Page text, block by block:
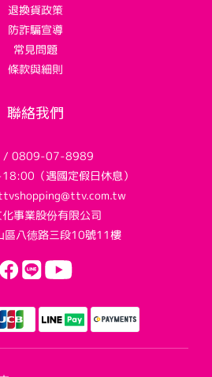
退換貨政策
防詐騙宣導
常見問題
條款與細則
聯絡我們
/ 0809-07-8989
（遇國定假日休息）
事業股份有限公司
區八德路三段10號11樓